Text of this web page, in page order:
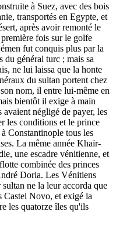
à Suez, avec des bois
transportés en Egypte, et
après avoir remonté le
fois sur le golfe
fut conquis plus par la
du général turc ; mais sa
ne lui laissa que la honte
du sultan portent chez
nom, il entre lui-même en
bientôt il exige à main
négligé de payer, les
les conditions et le prince
Constantinople tous les
La même année Khaïr-
une escadre vénitienne, et
combinée des princes
Doria. Les Vénitiens
ne la leur accorda que
Castel Novo, et exigé la
les quatorze îles qu'ils